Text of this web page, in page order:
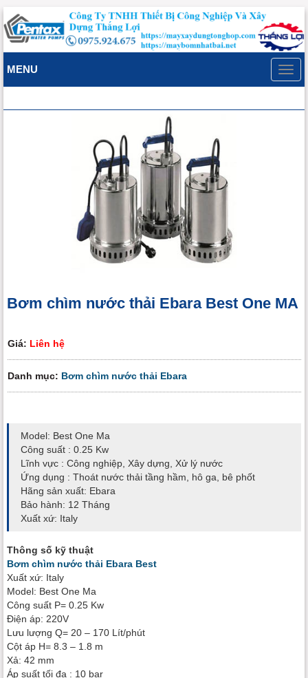
MENU
Bơm chìm nước thải Ebara Best One MA
Giá: Liên hệ
Danh mục: Bơm chìm nước thải Ebara
Model: Best One Ma
Công suất : 0.25 Kw
Lĩnh vực : Công nghiệp, Xây dựng, Xử lý nước
Ứng dụng : Thoát nước thải tầng hầm, hô ga, bê phốt
Hãng sản xuất: Ebara
Bảo hành: 12 Tháng
Xuất xứ: Italy
Thông số kỹ thuật
Bơm chìm nước thải Ebara Best
Xuất xứ: Italy
Model: Best One Ma
Công suất P= 0.25 Kw
Điện áp: 220V
Lưu lượng Q= 20 – 170 Lít/phút
Cột áp H= 8.3 – 1.8 m
Xả: 42 mm
Áp suất tối đa : 10 bar